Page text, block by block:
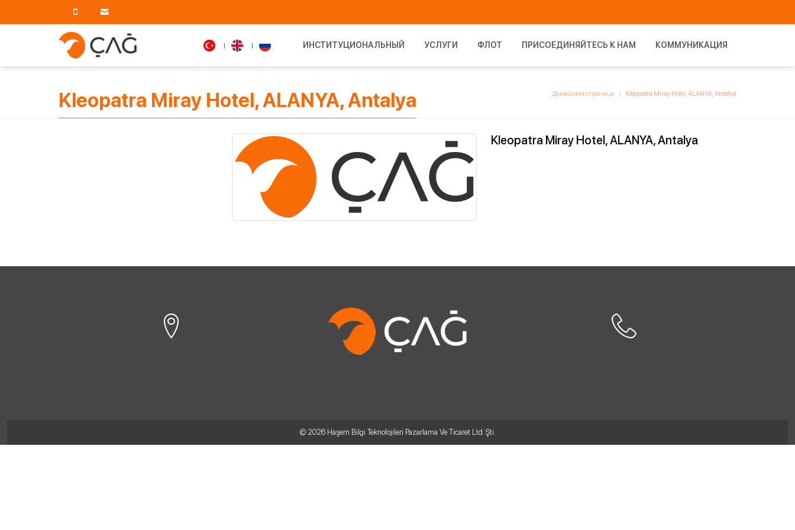
ИНСТИТУЦИОНАЛЬНЫЙ УСЛУГИ ФЛОТ ПРИСОЕДИНЯЙТЕСЬ К НАМ КОММУНИКАЦИЯ
Kleopatra Miray Hotel, ALANYA, Antalya Домашняя страница Kleopatra Miray Hotel, ALANYA, Antalya
Kleopatra Miray Hotel, ALANYA, Antalya
© 2026 Haşem Bilgi Teknolojileri Pazarlama Ve Ticaret Ltd. Şti.